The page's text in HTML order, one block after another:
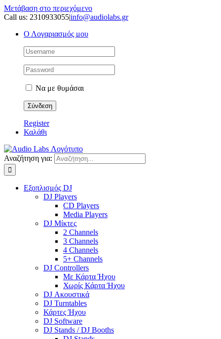
Μετάβαση στο περιεχόμενο
Call us: 2310933055|info@audiolabs.gr
Ο Λογαριασμός μου
Να με θυμάσαι
Register
Καλάθι
Αναζήτηση για:
Εξοπλισμός DJ
DJ Players
CD Players
Media Players
DJ Μίκτες
2 Channels
3 Channels
4 Channels
5+ Channels
DJ Controllers
Με Κάρτα Ήχου
Χωρίς Κάρτα Ήχου
DJ Ακουστικά
DJ Turntables
Κάρτες Ήχου
DJ Software
DJ Stands / DJ Booths